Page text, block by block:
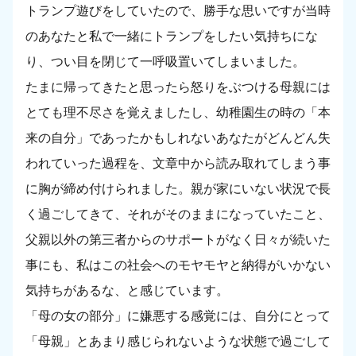
トランプ遊びをしていたので、勝手な思いですが当時
のあなたと私で一緒にトランプをしたい気持ちにな
り、つい目を閉じて一呼吸置いてしまいました。
たまに帰ってきたと思ったら怒りをぶつける母親には
とても理不尽さを覚えましたし、幼稚園生の時の「本
来の自分」であったかもしれないあなたがどんどん失
われていった過程を、文章中から読み取れてしまう事
に胸が締め付けられました。親が家にいない状況で長
く過ごしてきて、それがそのままになっていたこと、
父親以外の第三者からのサポートがなく日々が続いた
事にも、私はこの社会へのモヤモヤと納得がいかない
気持ちがあるな、と感じています。
「母の女の部分」に嫌悪する感覚には、自分にとって
「母親」とあまり感じられないような状態で過ごして